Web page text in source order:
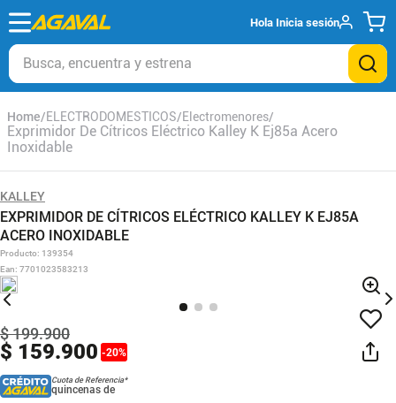
Hola Inicia sesión
Busca, encuentra y estrena
ELECTRODOMESTICOS Electromenores
Exprimidor De Cítricos Eléctrico Kalley K Ej85a Acero
Inoxidable
KALLEY
EXPRIMIDOR DE CÍTRICOS ELÉCTRICO KALLEY K EJ85A
ACERO INOXIDABLE
Producto: 139354
Ean: 7701023583213
$ 159.900 -20%
$199.900
Cuota de Referencia*
quincenas de